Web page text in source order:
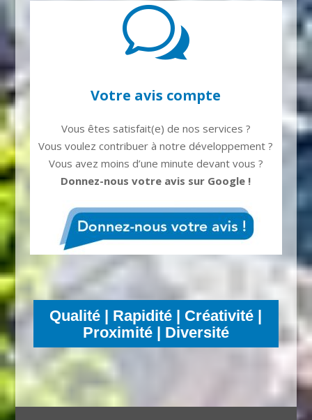
w
Votre avis compte
Vous êtes satisfait(e) de nos services ?
Vous voulez contribuer à notre développement ?
Vous avez moins d’une minute devant vous ?
Donnez-nous votre avis sur Google !
Qualité | Rapidité
Créativité |
Proximité | Diversité